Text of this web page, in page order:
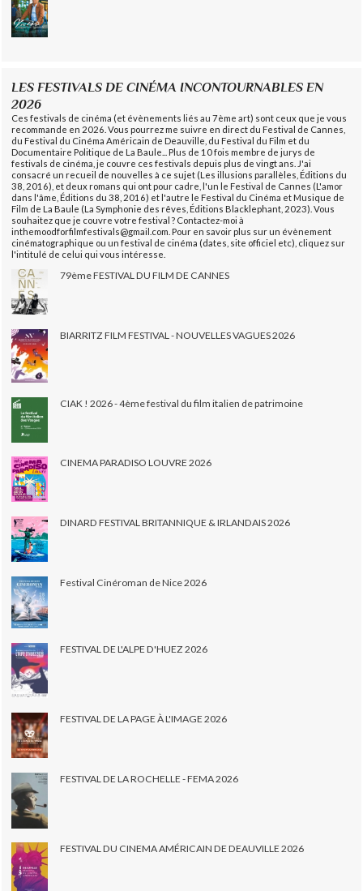
LES FESTIVALS DE CINÉMA INCONTOURNABLES EN
2026
Ces festivals de cinéma (et évènements liés au 7ème art) sont ceux que je vous
recommande en 2026. Vous pourrez me suivre en direct du Festival de Cannes,
du Festival du Cinéma Américain de Deauville, du Festival du Film et du
Documentaire Politique de La Baule... Plus de 10 fois membre de jurys de
festivals de cinéma, je couvre ces festivals depuis plus de vingt ans. J'ai
consacré un recueil de nouvelles à ce sujet (Les illusions parallèles, Éditions du
38, 2016), et deux romans qui ont pour cadre, l'un le Festival de Cannes (L'amor
dans l'âme, Éditions du 38, 2016) et l'autre le Festival du Cinéma et Musique de
Film de La Baule (La Symphonie des rêves, Éditions Blacklephant, 2023). Vous
souhaitez que je couvre votre festival ? Contactez-moi à
inthemoodforfilmfestivals@gmail.com. Pour en savoir plus sur un évènement
cinématographique ou un festival de cinéma (dates, site officiel etc), cliquez sur
l'intitulé de celui qui vous intéresse.
79ème FESTIVAL DU FILM DE CANNES
BIARRITZ FILM FESTIVAL - NOUVELLES VAGUES 2026
CIAK ! 2026 - 4ème festival du film italien de patrimoine
CINEMA PARADISO LOUVRE 2026
DINARD FESTIVAL BRITANNIQUE & IRLANDAIS 2026
Festival Cinéroman de Nice 2026
FESTIVAL DE L'ALPE D'HUEZ 2026
FESTIVAL DE LA PAGE À L'IMAGE 2026
FESTIVAL DE LA ROCHELLE - FEMA 2026
FESTIVAL DU CINEMA AMÉRICAIN DE DEAUVILLE 2026